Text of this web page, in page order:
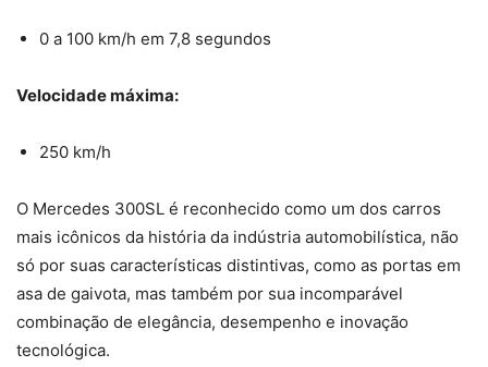
0 a 100 km/h em 7,8 segundos
Velocidade máxima:
250 km/h
O Mercedes 300SL é reconhecido como um dos carros
mais icônicos da história da indústria automobilística, não
só por suas características distintivas, como as portas em
asa de gaivota, mas também por sua incomparável
combinação de elegância, desempenho e inovação
tecnológica.